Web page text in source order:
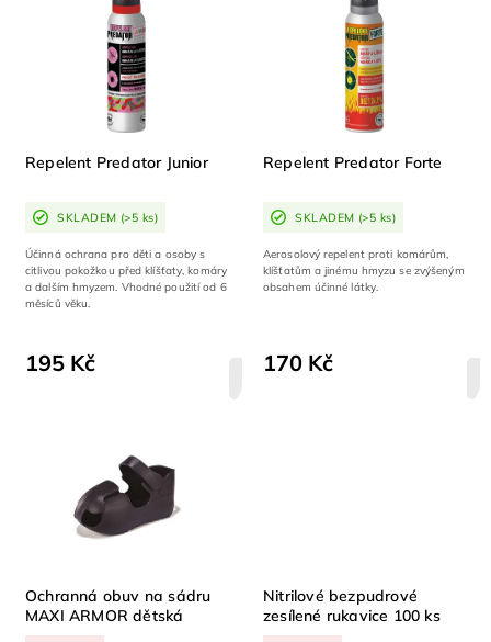
Abecedně
Repelent Predator Junior
SKLADEM (>5 ks)
195 Kč
DETAIL
Účinná ochrana pro děti a osoby s
citlivou pokožkou před klíšťaty, komáry
a dalším hmyzem. Vhodné použití od 6
měsíců věku.
Repelent Predator Forte
SKLADEM (>5 ks)
170 Kč
Aerosolový repelent proti komárům,
klíšťatům a jinému hmyzu se zvýšeným
obsahem účinné látky.
Ochranná obuv na sádru
MAXI ARMOR dětská
Nitrilové bezpudrové
zesílené rukavice 100 ks